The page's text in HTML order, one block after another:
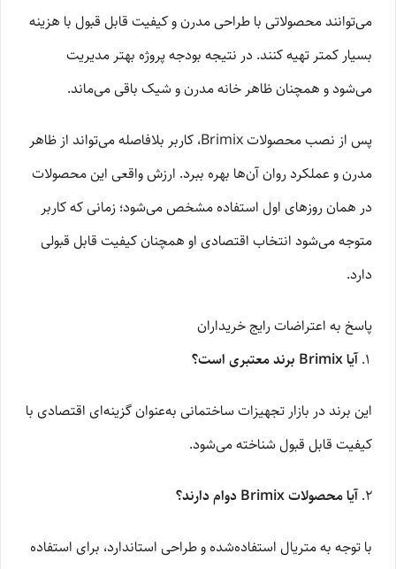
می‌توانند محصولاتی با طراحی مدرن و کیفیت قابل قبول با هزینه
بسیار کمتر تهیه کنند. در نتیجه بودجه پروژه بهتر مدیریت
می‌شود و همچنان ظاهر خانه مدرن و شیک باقی می‌ماند.
پس از نصب محصولات Brimix، کاربر بلافاصله می‌تواند از ظاهر
مدرن و عملکرد روان آن‌ها بهره ببرد. ارزش واقعی این محصولات
در همان روزهای اول استفاده مشخص می‌شود؛ زمانی که کاربر
متوجه می‌شود انتخاب اقتصادی او همچنان کیفیت قابل قبولی
دارد.
پاسخ به اعتراضات رایج خریداران
آیا Brimix برند معتبری است؟
این برند در بازار تجهیزات ساختمانی به‌عنوان گزینه‌ای اقتصادی با
کیفیت قابل قبول شناخته می‌شود.
آیا محصولات Brimix دوام دارند؟
با توجه به متریال استفاده‌شده و طراحی استاندارد، برای استفاده